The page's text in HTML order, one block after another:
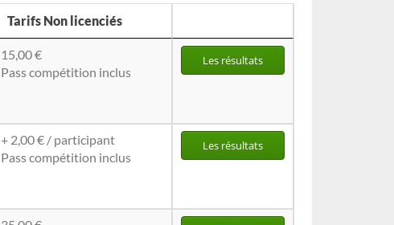
Tarifs Non licenciés
15,00 €
Pass compétition inclus
Les résultats
+ 2,00 € / participant
Pass compétition inclus
Les résultats